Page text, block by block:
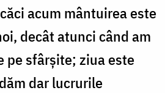
acum mântuirea este
decât atunci când am
pe sfârşite; ziua este
dar lucrurile